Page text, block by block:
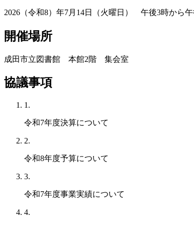
2026（令和8）年7月14日（火曜日） 午後3時から午
開催場所
成田市立図書館 本館2階 集会室
協議事項
1.
令和7年度決算について
2.
令和8年度予算について
3.
令和7年度事業実績について
4.